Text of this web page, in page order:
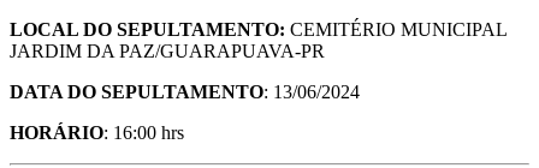
LOCAL DO SEPULTAMENTO: CEMITÉRIO MUNICIPAL
JARDIM DA PAZ/GUARAPUAVA-PR
DATA DO SEPULTAMENTO: 13/06/2024
HORÁRIO: 16:00 hrs